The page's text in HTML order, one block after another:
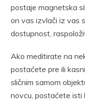
postaje magnetska
on vas izvlači iz vas
dostupnost,
Ako meditirate na
postaćete pre ili
sličnim samom
novcu, postaćete isti